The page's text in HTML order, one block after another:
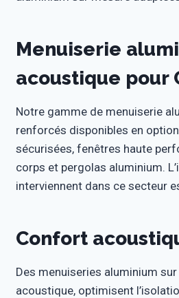
Menuiserie
acoustique pour
Notre gamme de menuiserie
renforcés disponibles en
sécurisées, fenêtres haute
corps et pergolas aluminium.
interviennent dans ce secteur
Confort
Des menuiseries aluminium
acoustique, optimisent